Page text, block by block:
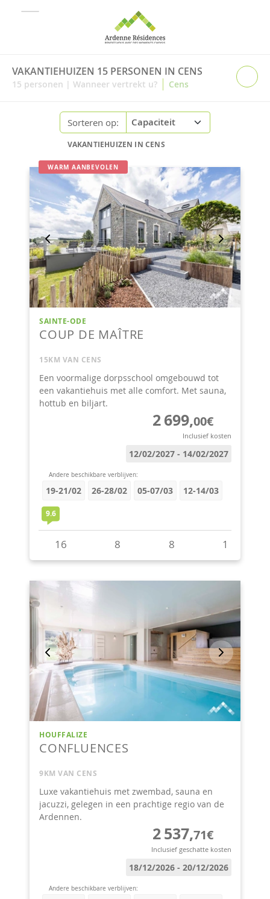
VAKANTIEHUIZEN 15 PERSONEN IN CENS
15 personen | Wanneer vertrekt u? | Cens
Sorteren op:
VAKANTIEHUIZEN IN CENS